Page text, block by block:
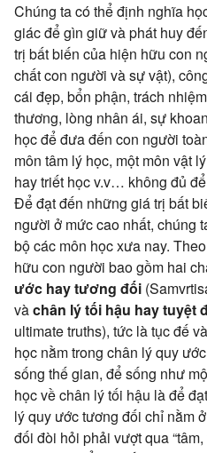
Chúng tacó thể định nghĩa
giácđểgìn giữvà phát huy
trị bất biến của hiện hữu con
chất con người và sự vật),
cái đẹp, bổn phận, trách nhiệm
thương, lòng nhân ái, sự
học để đưa đến con người
môn tâm lý học, một môn vật lý
haytriết họcv.v… không đủ để
Đểđạt đến những giá trị bất
người ở mức cao nhất, chúng
bộcác môn họcxưa nay.
hữu con người bao gồm hai
ước haytương đối
vàchân lýtối hậu haytuyệt
ultimate truths), tức làtục đếvà
học nằm trong chân lýquy ước
sống thế gian, để sống như
họcvềchân lýtối hậu là để
lýquy ướctương đối chỉ nằm
đối đòi hỏi phải vượt qua